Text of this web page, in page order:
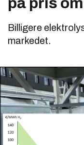
Billigere
markedet.